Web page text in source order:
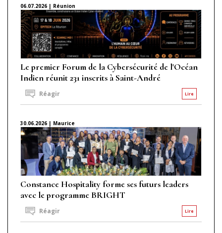
06.07.2026 | Réunion
Le premier Forum de la Cybersécurité de l'Océan
Indien réunit 231 inscrits à Saint-André
Lire
Réagir
30.06.2026 | Maurice
Constance Hospitality forme ses futurs leaders
avec le programme BRIGHT
Lire
Réagir